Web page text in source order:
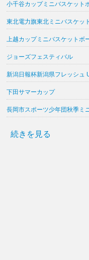
小千谷カップミニバスケット
東北電力旗東北ミニバスケッ
上越カップミニバスケットボ
ジョーズフェスティバル
新潟日報杯新潟県フレッシュ
下田サマーカップ
長岡市スポーツ少年団秋季ミ
続きを見る